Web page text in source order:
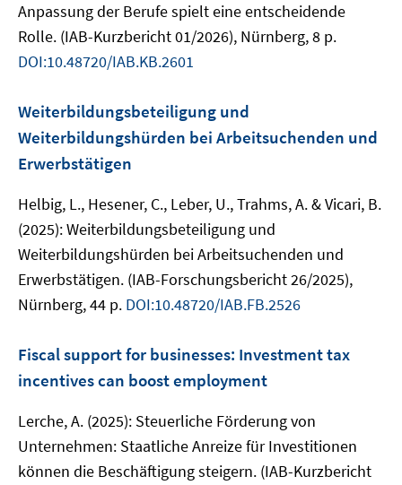
Anpassung der Berufe spielt eine entscheidende
Rolle. (IAB-Kurzbericht 01/2026), Nürnberg, 8 p.
DOI:10.48720/IAB.KB.2601
Weiterbildungsbeteiligung und
Weiterbildungshürden bei Arbeitsuchenden und
Erwerbstätigen
Helbig, L., Hesener, C., Leber, U., Trahms, A. & Vicari, B.
(2025): Weiterbildungsbeteiligung und
Weiterbildungshürden bei Arbeitsuchenden und
Erwerbstätigen. (IAB-Forschungsbericht 26/2025),
Nürnberg, 44 p. DOI:10.48720/IAB.FB.2526
Fiscal support for businesses: Investment tax
incentives can boost employment
Lerche, A. (2025): Steuerliche Förderung von
Unternehmen: Staatliche Anreize für Investitionen
können die Beschäftigung steigern. (IAB-Kurzbericht